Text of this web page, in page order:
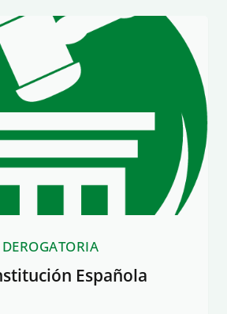
Española